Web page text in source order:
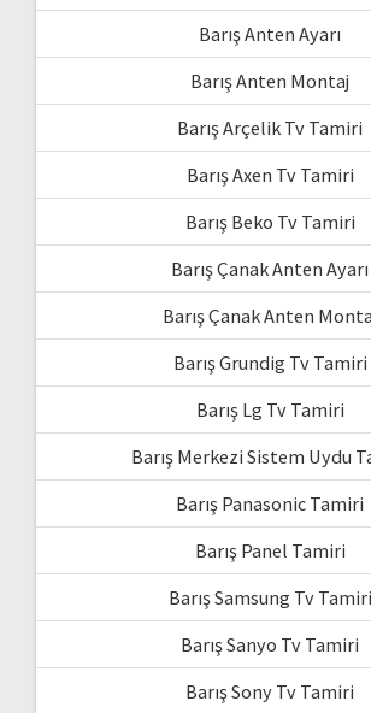
Barış Anten Ayarı
Barış Anten Montaj
Barış Arçelik Tv Tamiri
Barış Axen Tv Tamiri
Barış Beko Tv Tamiri
Barış Çanak Anten Ayarı
Barış Çanak Anten
Barış Grundig Tv Tamiri
Barış Lg Tv Tamiri
Barış Merkezi Sistem Uydu
Barış Panasonic Tamiri
Barış Panel Tamiri
Barış Samsung Tv Tamiri
Barış Sanyo Tv Tamiri
Barış Sony Tv Tamiri